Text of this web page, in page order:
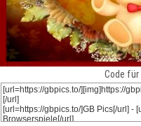
Code für